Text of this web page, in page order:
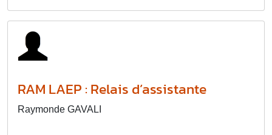
RAM LAEP : Relais d’assistante
Raymonde GAVALI